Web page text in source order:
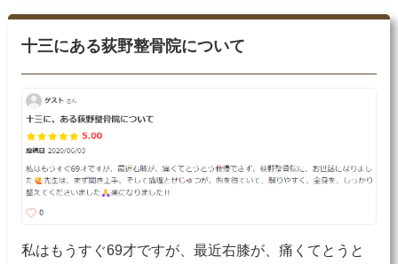
十三にある荻野整骨院について
私はもうすぐ69才ですが、最近右膝が、痛くてとうと